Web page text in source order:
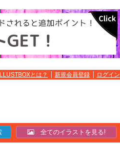
ILLUSTBOXとは？ 新規会員登録 ログイン
全てのイラストを見る!